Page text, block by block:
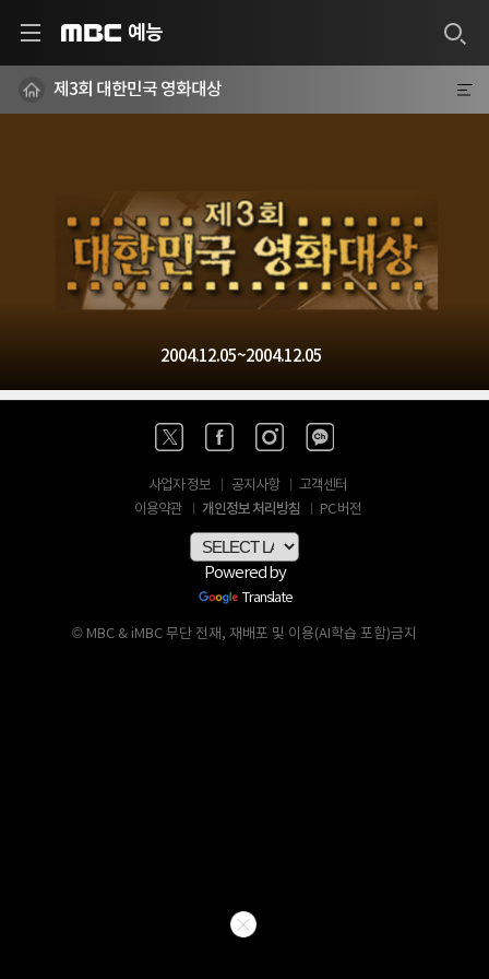
예능
제3회 대한민국 영화대상
2004.12.05~2004.12.05
사업자 정보 공지사항
고객센터
이용약관
개인정보 처리방침 PC 버전
Powered by
Translate
© MBC & iMBC 무단 전재, 재배포 및 이용(AI학습 포함)금지